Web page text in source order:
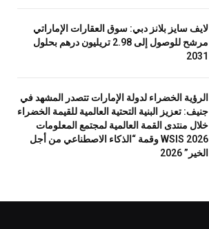
لايف سايز بلانز دبي: سوق العقارات الإماراتي
مرشح للوصول إلى 2.98 تريليون درهم بحلول
2031
الرؤية الخضراء لدولة الإمارات تتصدر المشهد في
جنيف: تعزيز البنية التحتية العالمية للقيمة الخضراء
خلال منتدى القمة العالمية لمجتمع المعلومات
WSIS 2026 وقمة “الذكاء الاصطناعي من أجل
الخير” 2026